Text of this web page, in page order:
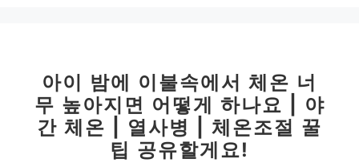
아이 밤에 이불속에서 체온 너
무 높아지면 어떻게 하나요 | 야
간 체온 | 열사병 | 체온조절 꿀
팁 공유할게요!